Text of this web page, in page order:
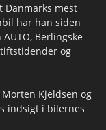
Danmarks mest
har han siden
Berlingske
og
Kjeldsen og
indsigt i bilernes